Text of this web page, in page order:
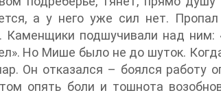
а у него уже сил нет.
Каменщики подшучивали над
Но Мише было не до шуток.
Он отказался – боялся работу
опять боли и тошнота